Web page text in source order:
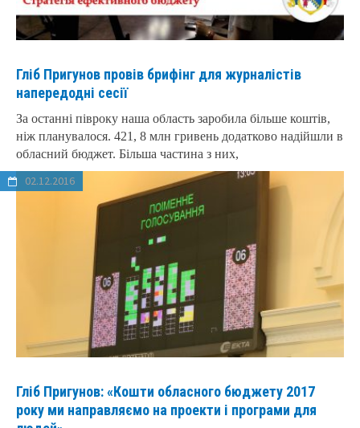
Гліб Пригунов провів брифінг для журналістів
напередодні сесії
За останні півроку наша область заробила більше коштів,
ніж планувалося. 421, 8 млн гривень додатково надійшли в
обласний бюджет. Більша частина з них,
02.12.2016
Гліб Пригунов: «Кошти обласного бюджету 2017
року ми направляємо на проекти і програми для